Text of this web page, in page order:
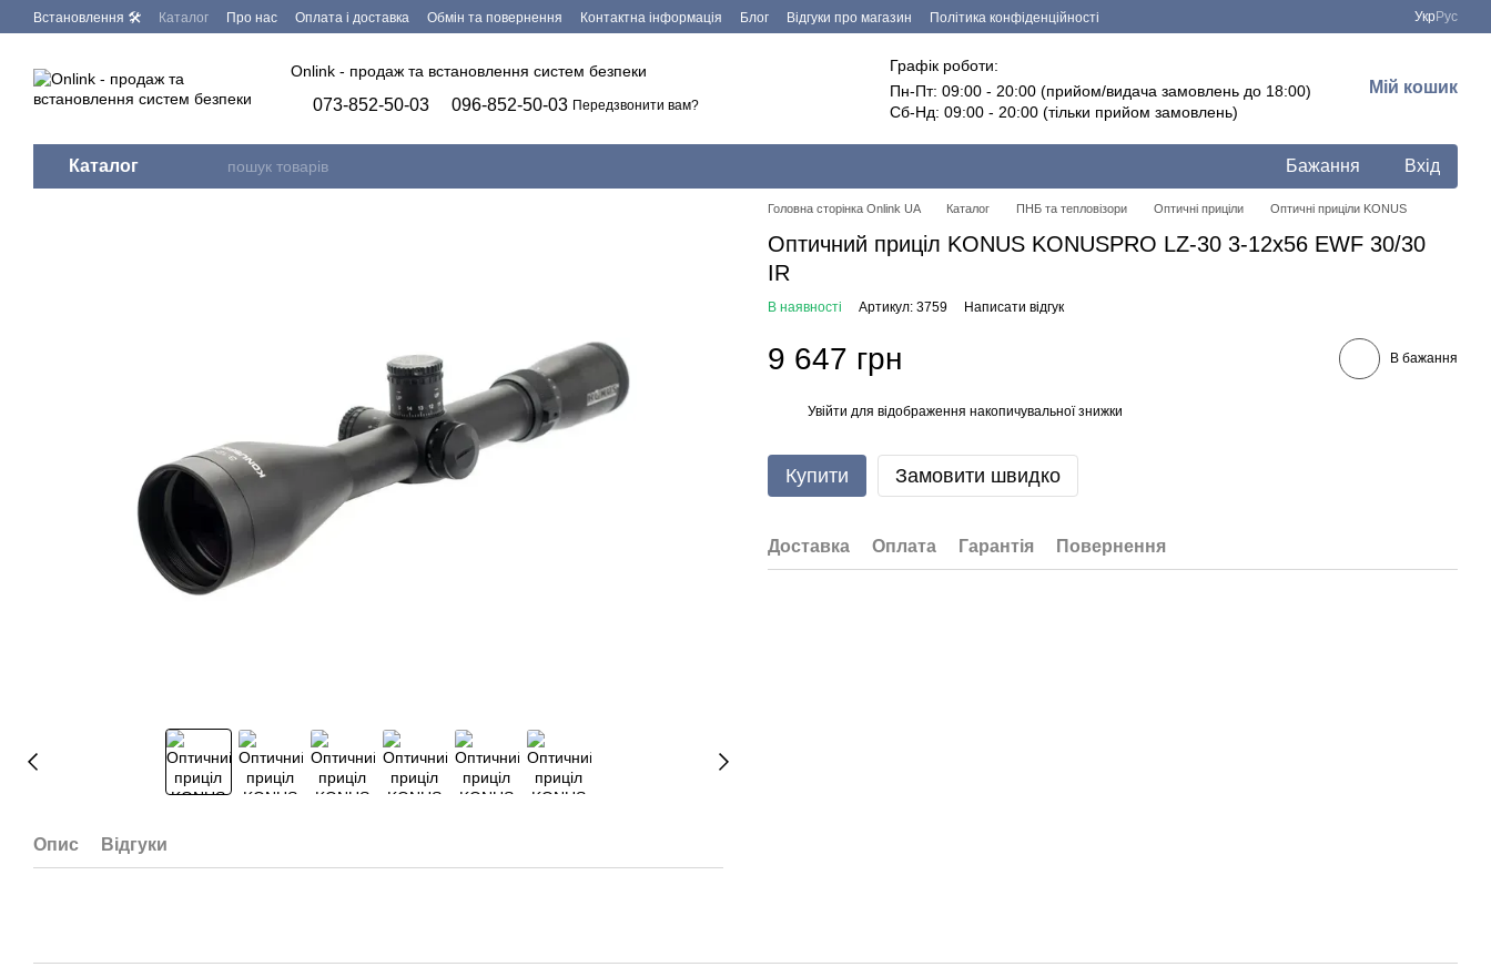
Перейти до основного контенту
Встановлення 🛠 Каталог Про нас Оплата і доставка Обмін та повернення Контактна інформація Блог Відгуки про магазин
Політика конфіденційності
Укр Рус
Onlink - продаж та встановлення систем безпеки
073-852-50-03 096-852-50-03 Передзвонити вам?
Графік роботи:
Пн-Пт: 09:00 - 20:00 (прийом/видача замовлень до 18:00)
Сб-Нд: 09:00 - 20:00 (тільки прийом замовлень)
Мій кошик
Каталог Бажання Вхід
Опис Відгуки
Головна сторінка Onlink UA Каталог ПНБ та тепловізори Оптичні приціли Оптичні приціли KONUS
Оптичний приціл KONUS KONUSPRO LZ-30 3-12x56 EWF 30/30
IR
В наявності Артикул: 3759 Написати відгук
9 647 грн В бажання
Увійти для відображення накопичувальної знижки
Купити Замовити швидко
Доставка Оплата Гарантія Повернення